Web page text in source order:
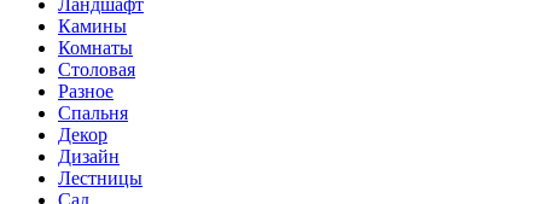
Ландшафт
Камины
Комнаты
Столовая
Разное
Спальня
Декор
Дизайн
Лестницы
Сад